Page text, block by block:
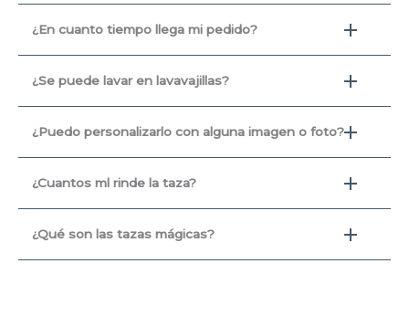
¿En cuanto tiempo llega mi pedido?
¿Se puede lavar en lavavajillas?
¿Puedo personalizarlo con alguna imagen o foto?
¿Cuantos ml rinde la taza?
¿Qué son las tazas mágicas?